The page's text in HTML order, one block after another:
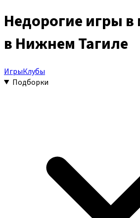
Недорогие игры
в Нижнем Тагиле
ИгрыКлубы
Подборки